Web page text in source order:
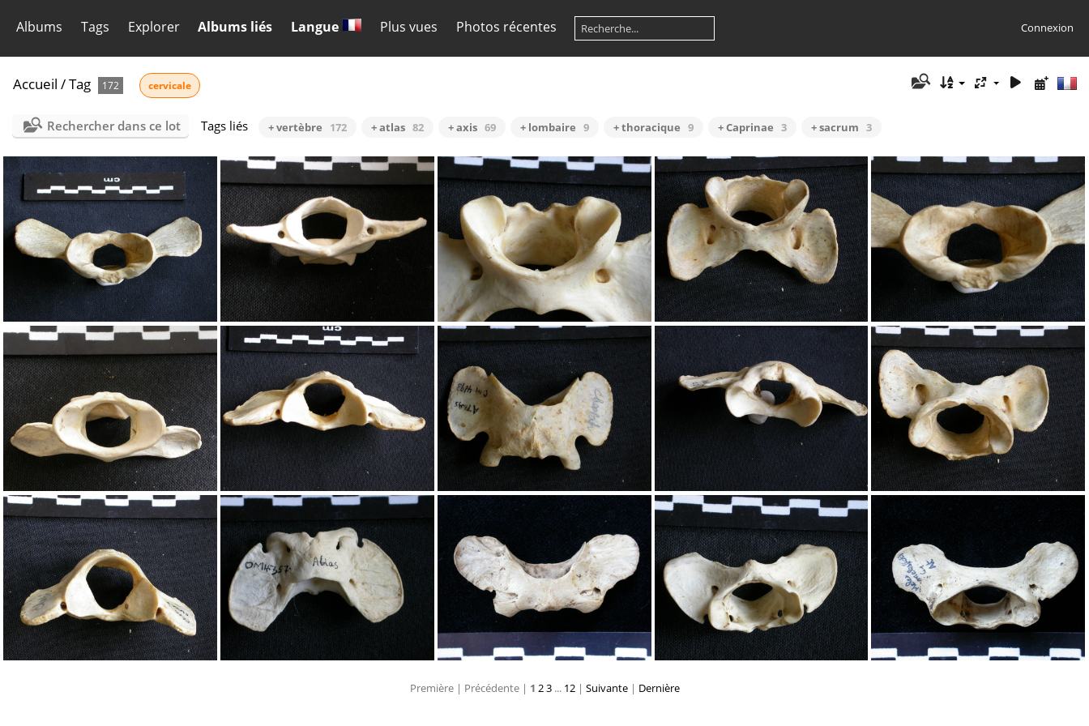
Albums Tags Explorer Albums liés Langue Plus vues Photos récentes Connexion
Accueil /Tag 172 cervicale
Rechercher dans ce lot Tags liés + vertèbre 172 + atlas 82 + axis 69 + lombaire 9 + thoracique 9 + Caprinae 3 + sacrum 3
Atlas Atlas Atlas Atlas Atlas
Atlas Atlas Atlas Atlas Atlas
Première | Précédente | 1 23... 12 | Suivante | Dernière